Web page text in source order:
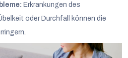
Erkrankungen des
oder Durchfall können die